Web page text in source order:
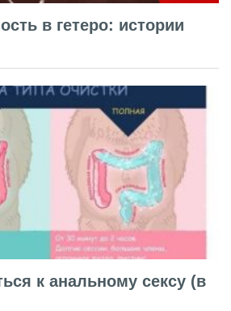
в гетеро: истории
к анальному сексу (в